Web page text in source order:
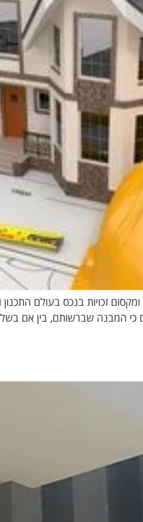
זכויות בנכס בעולם
המבנה שברשותם, בין אם בשל